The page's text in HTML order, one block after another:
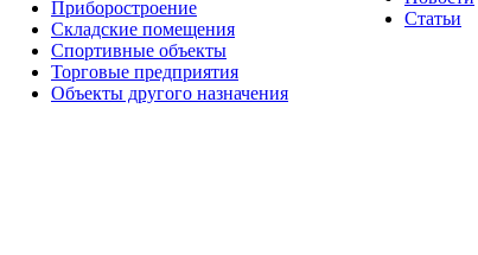
Приборостроение
Складские помещения
Спортивные объекты
Торговые предприятия
Объекты другого назначения
Статьи